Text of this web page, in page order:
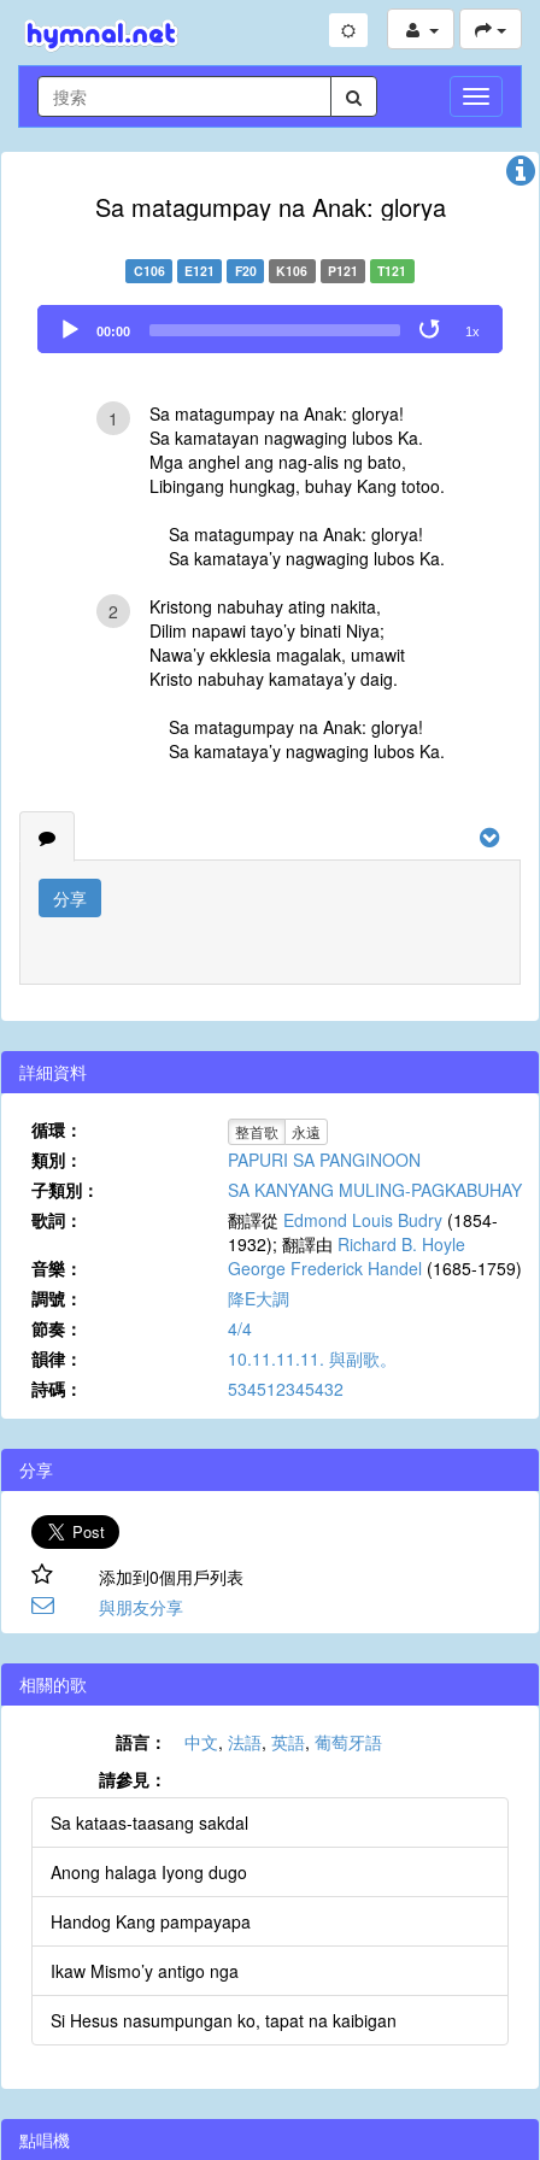
切
換
導
Sa matagumpay na Anak: glorya
C106 E121 F20 K106 P121 T121
Audio
Player
00:00 1x
1
Sa matagumpay na Anak: glorya!
Sa kamatayan nagwaging lubos Ka.
Mga anghel ang nag-alis ng bato,
Libingang hungkag, buhay Kang totoo.
Sa matagumpay na Anak: glorya!
Sa kamataya’y nagwaging lubos Ka.
2
Kristong nabuhay ating nakita,
Dilim napawi tayo’y binati Niya;
Nawa’y ekklesia magalak, umawit
Kristo nabuhay kamataya’y daig.
Sa matagumpay na Anak: glorya!
Sa kamataya’y nagwaging lubos Ka.
分享
詳細資料
循環： 整首歌 永遠
類別：
PAPURI SA PANGINOON
子類別：
SA KANYANG MULING-PAGKABUHAY
歌詞：
翻譯從 Edmond Louis Budry (1854-
1932); 翻譯由 Richard B. Hoyle
音樂：
George Frederick Handel (1685-1759)
調號：
降E大調
節奏：
4/4
韻律：
10.11.11.11. 與副歌。
詩碼：
534512345432
分享
添加到0個用戶列表
與朋友分享
相關的歌
語言： 中文, 法語, 英語, 葡萄牙語
請參見：
Sa kataas-taasang sakdal
Anong halaga Iyong dugo
Handog Kang pampayapa
Ikaw Mismo’y antigo nga
Si Hesus nasumpungan ko, tapat na kaibigan
點唱機